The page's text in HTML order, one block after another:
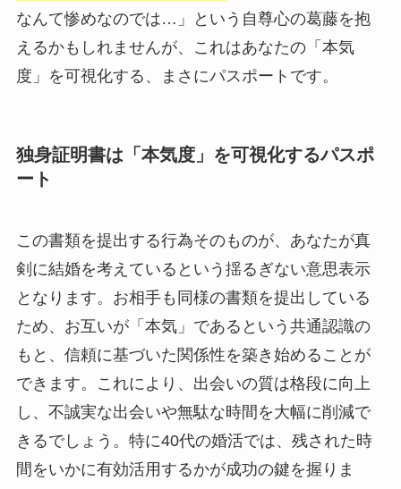
なんて惨めなのでは…」という自尊心の葛藤を抱
えるかもしれませんが、これはあなたの「本気
度」を可視化する、まさにパスポートです。
独身証明書は「本気度」を可視化するパスポ
ート
この書類を提出する行為そのものが、あなたが真
剣に結婚を考えているという揺るぎない意思表示
となります。お相手も同様の書類を提出している
ため、お互いが「本気」であるという共通認識の
もと、信頼に基づいた関係性を築き始めることが
できます。これにより、出会いの質は格段に向上
し、不誠実な出会いや無駄な時間を大幅に削減で
きるでしょう。特に40代の婚活では、残された時
間をいかに有効活用するかが成功の鍵を握りま